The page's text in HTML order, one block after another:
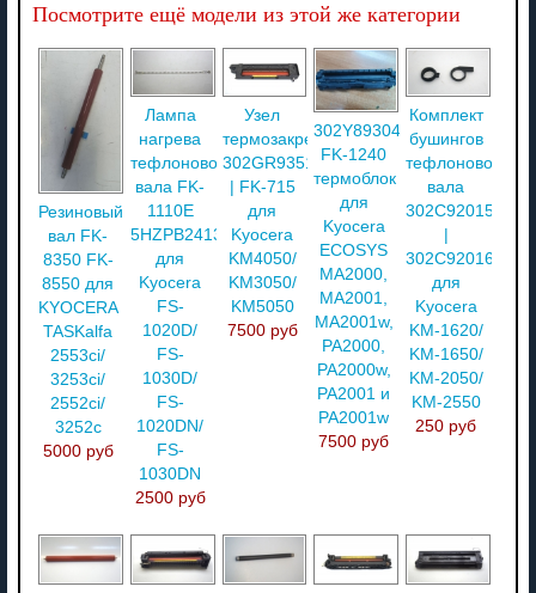
Посмотрите ещё модели из этой же категории
Резиновый
вал FK-
8350 FK-
8550 для
KYOCERA
TASKalfa
2553ci/
3253ci/
2552ci/
3252c
5000 руб
Лампа
нагрева
тефлонового
вала FK-
1110E
5HZPB2413120102
для
Kyocera
FS-
1020D/
FS-
1030D/
FS-
1020DN/
FS-
1030DN
2500 руб
Узел
термозакрепления
302GR93510
| FK-715
для
Kyocera
KM4050/
KM3050/
KM5050
7500 руб
302Y893040
FK-1240
термоблок
для
Kyocera
ECOSYS
MA2000,
MA2001,
MA2001w,
PA2000,
PA2000w,
PA2001 и
PA2001w
7500 руб
Комплект
бушингов
тефлонового
вала
302C920152
302C920160
для
Kyocera
KM-1620/
KM-1650/
KM-2050/
KM-2550
250 руб